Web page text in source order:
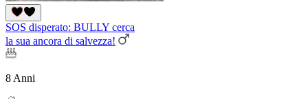
SOS disperato: BULLY cerca
la sua ancora di salvezza!
8 Anni